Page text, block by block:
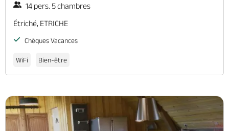
14 pers. 5 chambres
Étriché, ETRICHE
Chèques Vacances
WiFi Bien-être